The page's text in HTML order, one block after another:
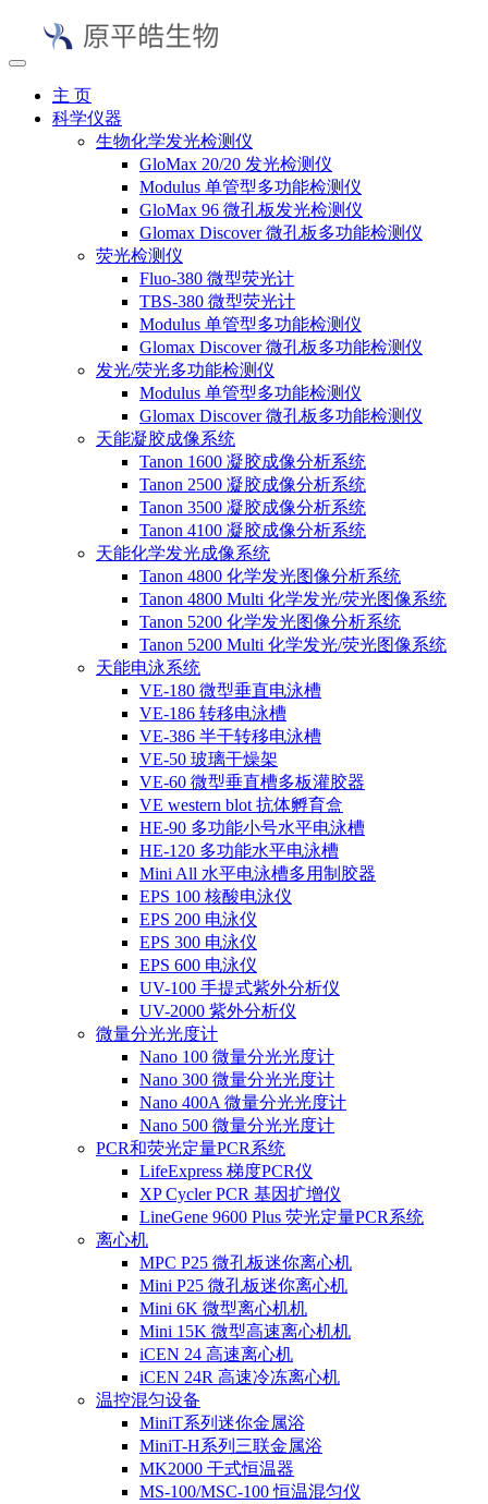
主 页
科学仪器
生物化学发光检测仪
GloMax 20/20 发光检测仪
Modulus 单管型多功能检测仪
GloMax 96 微孔板发光检测仪
Glomax Discover 微孔板多功能检测仪
荧光检测仪
Fluo-380 微型荧光计
TBS-380 微型荧光计
Modulus 单管型多功能检测仪
Glomax Discover 微孔板多功能检测仪
发光/荧光多功能检测仪
Modulus 单管型多功能检测仪
Glomax Discover 微孔板多功能检测仪
天能凝胶成像系统
Tanon 1600 凝胶成像分析系统
Tanon 2500 凝胶成像分析系统
Tanon 3500 凝胶成像分析系统
Tanon 4100 凝胶成像分析系统
天能化学发光成像系统
Tanon 4800 化学发光图像分析系统
Tanon 4800 Multi 化学发光/荧光图像系统
Tanon 5200 化学发光图像分析系统
Tanon 5200 Multi 化学发光/荧光图像系统
天能电泳系统
VE-180 微型垂直电泳槽
VE-186 转移电泳槽
VE-386 半干转移电泳槽
VE-50 玻璃干燥架
VE-60 微型垂直槽多板灌胶器
VE western blot 抗体孵育盒
HE-90 多功能小号水平电泳槽
HE-120 多功能水平电泳槽
Mini All 水平电泳槽多用制胶器
EPS 100 核酸电泳仪
EPS 200 电泳仪
EPS 300 电泳仪
EPS 600 电泳仪
UV-100 手提式紫外分析仪
UV-2000 紫外分析仪
微量分光光度计
Nano 100 微量分光光度计
Nano 300 微量分光光度计
Nano 400A 微量分光光度计
Nano 500 微量分光光度计
PCR和荧光定量PCR系统
LifeExpress 梯度PCR仪
XP Cycler PCR 基因扩增仪
LineGene 9600 Plus 荧光定量PCR系统
离心机
MPC P25 微孔板迷你离心机
Mini P25 微孔板迷你离心机
Mini 6K 微型离心机机
Mini 15K 微型高速离心机机
iCEN 24 高速离心机
iCEN 24R 高速冷冻离心机
温控混匀设备
MiniT系列迷你金属浴
MiniT-H系列三联金属浴
MK2000 干式恒温器
MS-100/MSC-100 恒温混匀仪